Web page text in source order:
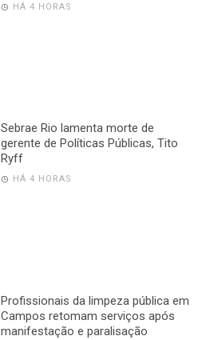
HÁ 4 HORAS
Sebrae Rio lamenta morte de
gerente de Políticas Públicas, Tito
Ryff
HÁ 4 HORAS
Profissionais da limpeza pública em
Campos retomam serviços após
manifestação e paralisação